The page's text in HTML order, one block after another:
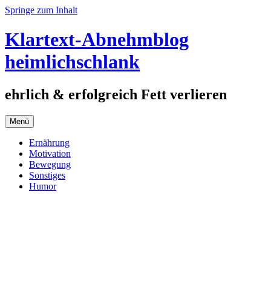
Springe zum Inhalt
Klartext-Abnehmblog
heimlichschlank
ehrlich & erfolgreich Fett verlieren
Menü
Ernährung
Motivation
Bewegung
Sonstiges
Humor